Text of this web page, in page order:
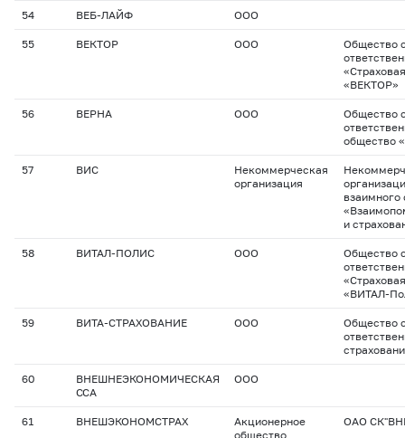
54 ВЕБ-ЛАЙФ ООО
55 ВЕКТОР ООО
Общество
«ВЕКТОР»
56 ВЕРНА ООО
Общество
общество
57 ВИС
Некоммерческая
организация
взаимного
и
58 ВИТАЛ-ПОЛИС ООО
Общество
«ВИТАЛ-
59 ВИТА-СТРАХОВАНИЕ ООО
Общество
60
ВНЕШНЕЭКОНОМИЧЕСКАЯ
ССА
ООО
61 ВНЕШЭКОНОМСТРАХ
Акционерное
общество
ОАО